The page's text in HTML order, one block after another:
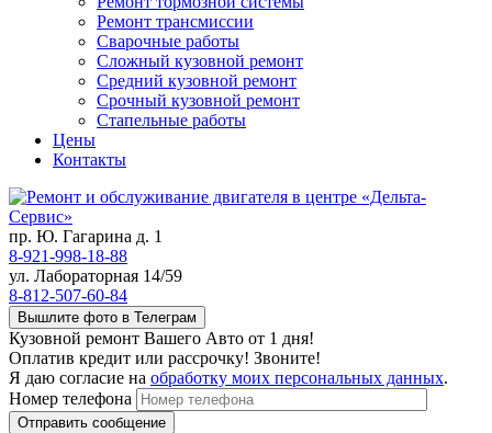
Ремонт трансмиссии
Сварочные работы
Сложный кузовной ремонт
Средний кузовной ремонт
Срочный кузовной ремонт
Стапельные работы
Цены
Контакты
пр. Ю. Гагарина д. 1
8-921-998-18-88
ул. Лабораторная 14/59
8-812-507-60-84
Вышлите фото в Телеграм
Кузовной ремонт Вашего Авто от 1 дня!
Оплатив кредит или рассрочку! Звоните!
Я даю согласие на обработку моих персональных данных.
Номер телефона